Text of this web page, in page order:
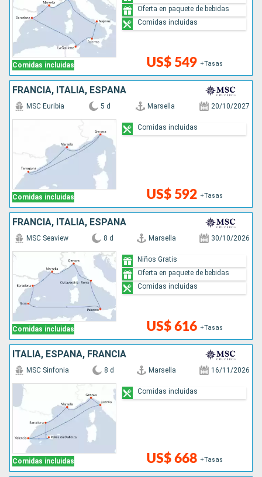
Comidas incluidas US$ 549 +Tasas
Oferta en paquete de bebidas
Comidas incluidas
FRANCIA, ITALIA, ESPAÑA
Comidas incluidas
MSC Euribia 5 d Marsella 20/10/2027
US$ 592 +Tasas
Comidas incluidas
FRANCIA, ITALIA, ESPAÑA
Comidas incluidas
MSC Seaview 8 d Marsella 30/10/2026
US$ 616 +Tasas
Niños Gratis
Oferta en paquete de bebidas
Comidas incluidas
ITALIA, ESPAÑA, FRANCIA
Comidas incluidas
MSC Sinfonia 8 d Marsella 16/11/2026
US$ 668 +Tasas
Comidas incluidas